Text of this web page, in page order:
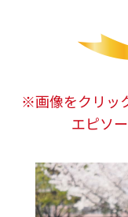
※画像をクリッ
エピソ